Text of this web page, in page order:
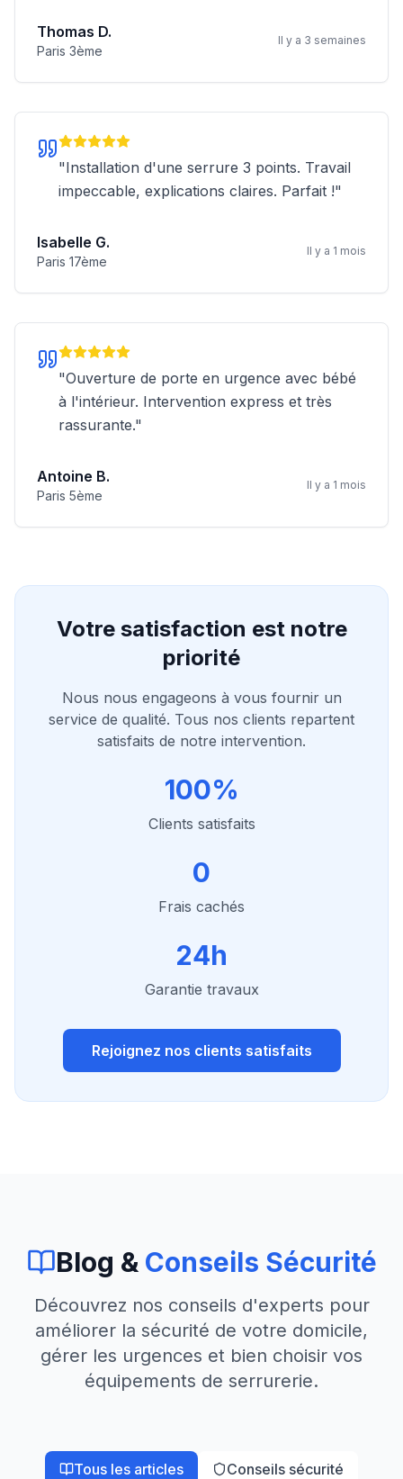
Thomas D.
Paris 3ème
Il y a 3 semaines
"Installation d'une serrure 3 points. Travail
impeccable, explications claires. Parfait !"
Isabelle G.
Paris 17ème
Il y a 1 mois
"Ouverture de porte en urgence avec bébé
à l'intérieur. Intervention express et très
rassurante."
Antoine B.
Paris 5ème
Il y a 1 mois
Votre satisfaction est notre
priorité
Nous nous engageons à vous fournir un
service de qualité. Tous nos clients repartent
satisfaits de notre intervention.
100%
Clients satisfaits
0
Frais cachés
24h
Garantie travaux
Rejoignez nos clients satisfaits
Blog & Conseils Sécurité
Découvrez nos conseils d'experts pour
améliorer la sécurité de votre domicile,
gérer les urgences et bien choisir vos
équipements de serrurerie.
Tous les articles
Conseils sécurité